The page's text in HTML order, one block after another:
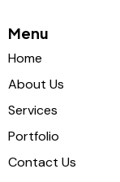
Menu
Home
About Us
Services
Portfolio
Contact Us